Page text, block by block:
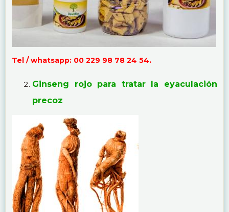
Tel / whatsapp: 00 229 98 78 24 54.
Ginseng rojo para tratar la eyaculación
precoz